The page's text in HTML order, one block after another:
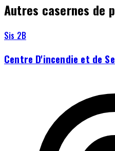
Autres casernes de
Sis 2B
Centre D'incendie et de